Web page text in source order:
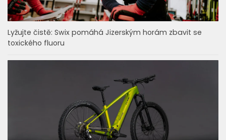
Lyžujte čistě: Swix pomáhá Jizerským horám zbavit se
toxického fluoru